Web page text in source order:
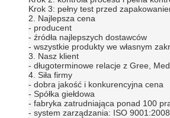
Krok 3: pełny test przed
2. Najlepsza cena
- producent
- źródła najlepszych dostawców
- wszystkie produkty we własnym
3. Nasz klient
- długoterminowe relacje z Gree,
4. Siła firmy
- dobra jakość i konkurencyjna cena
- Spółka giełdowa
- fabryka zatrudniająca ponad 100
- system zarządzania: ISO